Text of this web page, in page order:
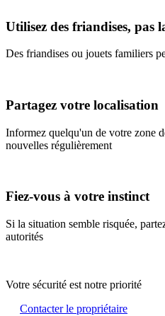
Utilisez des friandises, pas
Des friandises ou jouets familiers
Partagez votre localisation
Informez quelqu'un de votre zone
nouvelles régulièrement
Fiez-vous à votre instinct
Si la situation semble risquée,
autorités
Votre sécurité est notre priorité
Contacter le propriétaire